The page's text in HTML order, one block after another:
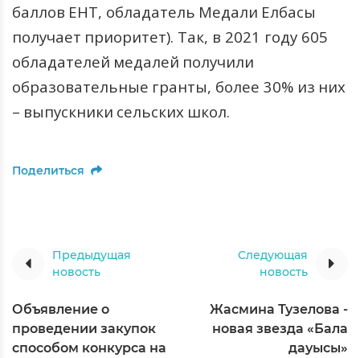
баллов ЕНТ, обладатель Медали Елбасы
получает приоритет). Так, в 2021 году 605
обладателей медалей получили
образовательные гранты, более 30% из них
– выпускники сельских школ.
Поделиться
Предыдущая
новость
Объявление о
проведении закупок
способом конкурса на
Следующая
новость
Жасмина Тузелова -
новая звезда «Бала
дауысы»